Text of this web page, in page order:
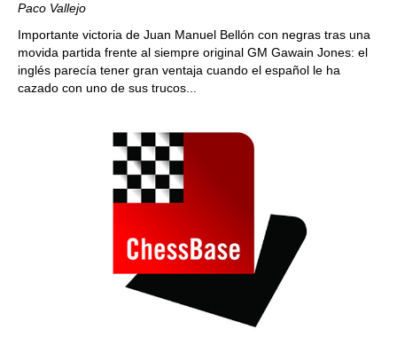
Paco Vallejo
Importante victoria de Juan Manuel Bellón con negras tras una
movida partida frente al siempre original GM Gawain Jones: el
inglés parecía tener gran ventaja cuando el español le ha
cazado con uno de sus trucos...